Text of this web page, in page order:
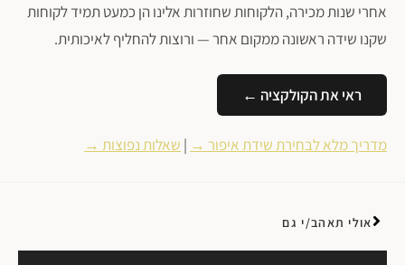
אחרי שנות מכירה, הלקוחות שחוזרות אלינו הן כמעט תמיד לקוחות
שקנו שידה ראשונה ממקום אחר — ורוצות להחליף לאיכותית.
ראי את הקולקציה ←
מדריך מלא לבחירת שידת איפור → | שאלות נפוצות →
אולי תאהב/י גם